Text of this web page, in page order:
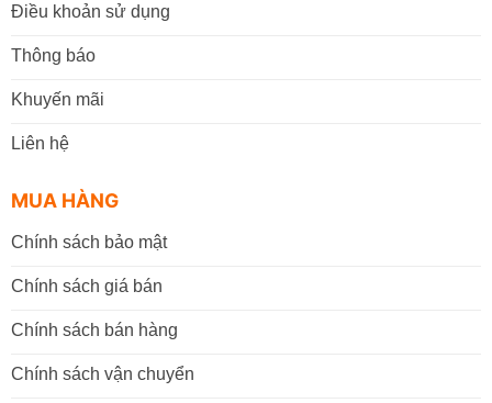
Điều khoản sử dụng
Thông báo
Khuyến mãi
Liên hệ
MUA HÀNG
Chính sách bảo mật
Chính sách giá bán
Chính sách bán hàng
Chính sách vận chuyển